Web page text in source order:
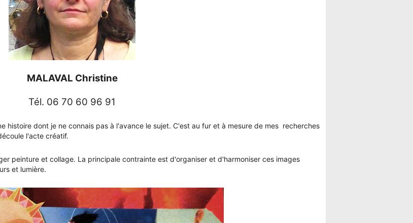
MALAVAL Christine
Tél. 06 70 60 96 91
histoire dont je ne connais pas à l'avance le sujet. C'est au fur et à mesure de mes recherches
l'acte créatif.
peinture et collage. La principale contrainte est d'organiser et d'harmoniser ces images
et lumière.